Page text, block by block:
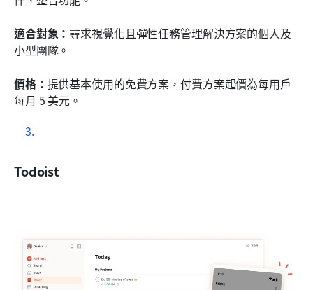
適合對象：尋求視覺化且彈性任務管理解決方案的個人及
小型團隊。
價格： 提供基本使用的免費方案，付費方案起價為每用戶
每月 5 美元。
Todoist